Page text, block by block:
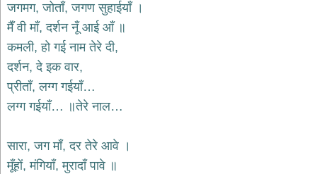
dayal
bhajans
शनि
देव
भजन
shani
dev
bhajans
का
भजन
bhajan
जगमग, जोताँ, जगण सुहाईयाँ ।
मैँ वी माँ, दर्शन नूँ आई आँ ॥
कमली, हो गई नाम तेरे दी,
दर्शन, दे इक वार,
प्रीताँ, लग्ग गईयाँ…
लग्ग गईयाँ… ॥तेरे नाल…
सारा, जग माँ, दर तेरे आवे ।
मूँहों, मंगियाँ, मुरादाँ पावे ॥